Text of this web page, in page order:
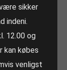
sikker
indeni.
12.00 og
kan købes
venligst